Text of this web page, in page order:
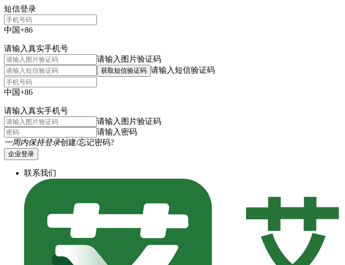
短信登录
中国+86
请输入真实手机号
请输入图片验证码
获取短信验证码 请输入短信验证码
中国+86
请输入真实手机号
请输入图片验证码
请输入密码
一周内保持登录创建/忘记密码?
企业登录
联系我们